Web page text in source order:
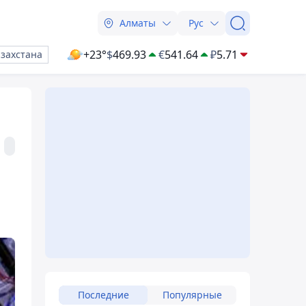
Алматы Рус
+23°$469.93 €541.64 ₽5.71
Последние Популярные